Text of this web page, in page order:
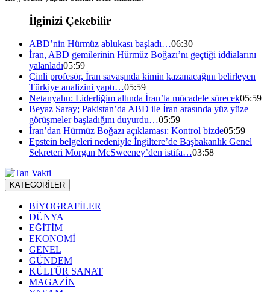
İlginizi Çekebilir
ABD’nin Hürmüz ablukası başladı…06:30
İran, ABD gemilerinin Hürmüz Boğazı’nı geçtiği iddialarını
yalanladı05:59
Çinli profesör, İran savaşında kimin kazanacağını belirleyen
Türkiye analizini yaptı…05:59
Netanyahu: Liderliğim altında İran’la mücadele sürecek05:59
Beyaz Saray; Pakistan’da ABD ile İran arasında yüz yüze
görüşmeler başladığını duyurdu…05:59
İran’dan Hürmüz Boğazı açıklaması: Kontrol bizde05:59
Epstein belgeleri nedeniyle İngiltere’de Başbakanlık Genel
Sekreteri Morgan McSweeney’den istifa…03:58
KATEGORİLER
BİYOGRAFİLER
DÜNYA
EĞİTİM
EKONOMİ
GENEL
GÜNDEM
KÜLTÜR SANAT
MAGAZİN